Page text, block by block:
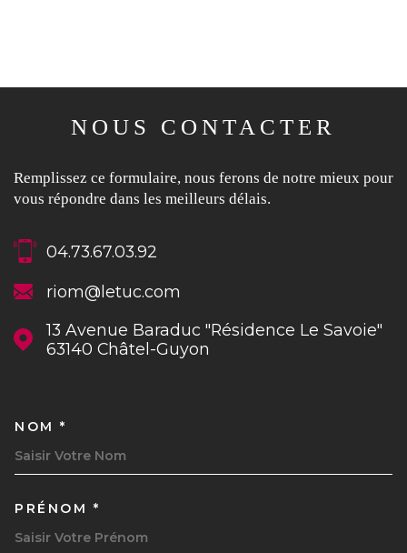
NOUS CONTACTER
Remplissez ce formulaire, nous ferons de notre mieux pour
vous répondre dans les meilleurs délais.
04.73.67.03.92
riom@letuc.com
13 Avenue Baraduc "Résidence Le Savoie"
63140
Châtel-Guyon
NOM *
PRÉNOM *